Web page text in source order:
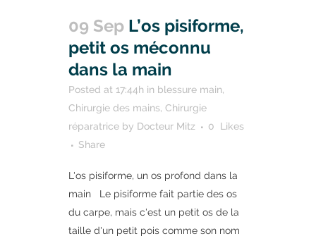
09 Sep L’os pisiforme,
petit os méconnu
dans la main
Posted at 17:44h in blessure main,
Chirurgie des mains, Chirurgie
réparatrice by Docteur Mitz 0
Likes
Share
L'os pisiforme, un os profond dans la
main Le pisiforme fait partie des os
du carpe, mais c'est un petit os de la
taille d'un petit pois comme son nom